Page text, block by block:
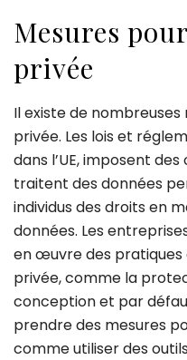
Mesures
privée
Il existe de
privée. Les lois et
dans l’UE, imposent
traitent des données
individus des droits en
données. Les
en œuvre des
privée, comme la
conception et par
prendre des mesures
comme utiliser des